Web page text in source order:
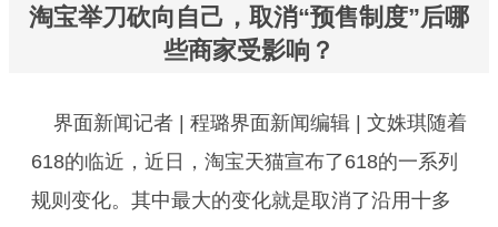
淘宝举刀砍向自己，取消“预售制度”后哪
些商家受影响？
界面新闻记者 | 程璐界面新闻编辑 | 文姝琪随着
618的临近，近日，淘宝天猫宣布了618的一系列
规则变化。其中最大的变化就是取消了沿用十多